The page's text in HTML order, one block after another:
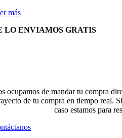
más
LO ENVIAMOS GRATIS
ocupamos de mandar tu compra
de tu compra en tiempo real.
caso estamos para